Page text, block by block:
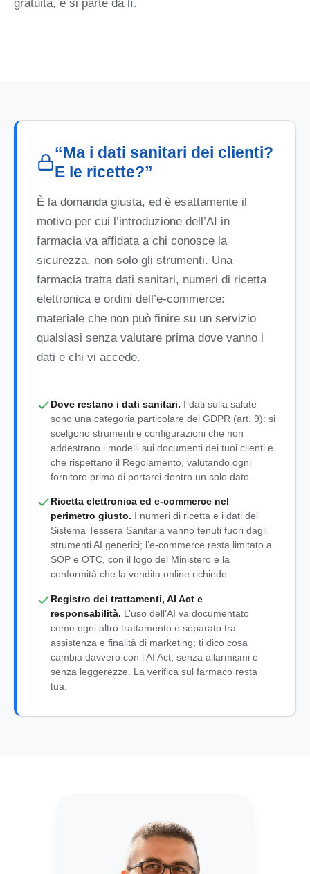
gratuita, e si parte da lì.
“Ma i dati sanitari dei clienti?
E le ricette?”
È la domanda giusta, ed è esattamente il
motivo per cui l’introduzione dell’AI in
farmacia va affidata a chi conosce la
sicurezza, non solo gli strumenti. Una
farmacia tratta dati sanitari, numeri di ricetta
elettronica e ordini dell’e-commerce:
materiale che non può finire su un servizio
qualsiasi senza valutare prima dove vanno i
dati e chi vi accede.
Dove restano i dati sanitari. I dati sulla salute
sono una categoria particolare del GDPR (art. 9): si
scelgono strumenti e configurazioni che non
addestrano i modelli sui documenti dei tuoi clienti e
che rispettano il Regolamento, valutando ogni
fornitore prima di portarci dentro un solo dato.
Ricetta elettronica ed e-commerce nel
perimetro giusto. I numeri di ricetta e i dati del
Sistema Tessera Sanitaria vanno tenuti fuori dagli
strumenti AI generici; l’e-commerce resta limitato a
SOP e OTC, con il logo del Ministero e la
conformità che la vendita online richiede.
Registro dei trattamenti, AI Act e
responsabilità. L’uso dell’AI va documentato
come ogni altro trattamento e separato tra
assistenza e finalità di marketing; ti dico cosa
cambia davvero con l’AI Act, senza allarmismi e
senza leggerezze. La verifica sul farmaco resta
tua.